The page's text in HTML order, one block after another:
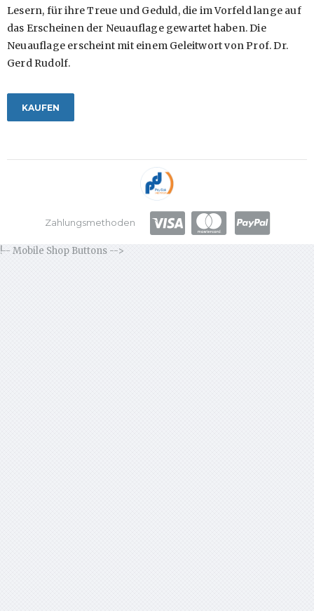
Lesern, für ihre Treue und Geduld, die im Vorfeld lange auf
das Erscheinen der Neuauflage gewartet haben. Die
Neuauflage erscheint mit einem Geleitwort von Prof. Dr.
Gerd Rudolf.
KAUFEN
Zahlungsmethoden
!-- Mobile Shop Buttons -->